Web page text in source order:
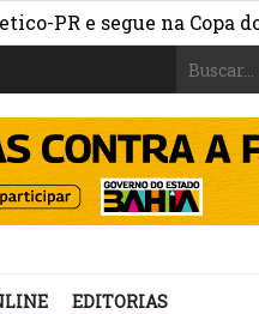
segue na Copa do Brasil
EDITORIAS